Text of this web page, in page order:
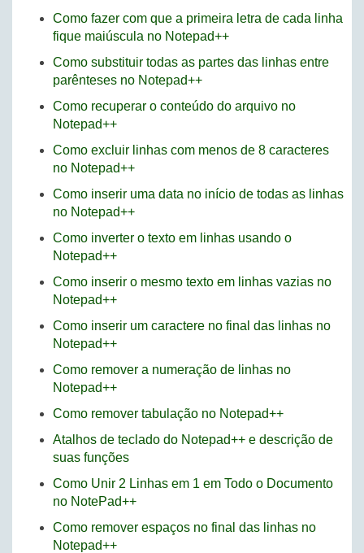
Como fazer com que a primeira letra de cada linha
fique maiúscula no Notepad++
Como substituir todas as partes das linhas entre
parênteses no Notepad++
Como recuperar o conteúdo do arquivo no
Notepad++
Como excluir linhas com menos de 8 caracteres
no Notepad++
Como inserir uma data no início de todas as linhas
no Notepad++
Como inverter o texto em linhas usando o
Notepad++
Como inserir o mesmo texto em linhas vazias no
Notepad++
Como inserir um caractere no final das linhas no
Notepad++
Como remover a numeração de linhas no
Notepad++
Como remover tabulação no Notepad++
Atalhos de teclado do Notepad++ e descrição de
suas funções
Como Unir 2 Linhas em 1 em Todo o Documento
no NotePad++
Como remover espaços no final das linhas no
Notepad++